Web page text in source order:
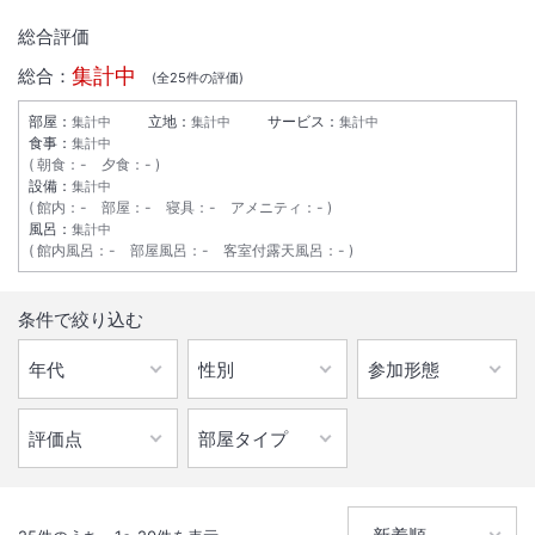
効能豊かな温泉や、地元の食材を使用したレストラン、自然光に包まれ
るロビーなど、ゆとりのあるスペースは一日の疲れを癒してくれます。
総合評価
総合： 集計中 (全25件の評価)
部屋： 集計中 立地： 集計中 サービス： 集計中
食事： 集計中
朝食 ： - 夕食 ： -
設備： 集計中
館内 ： - 部屋 ： - 寝具 ： - アメニティ ： -
風呂： 集計中
館内風呂 ： - 部屋風呂 ： - 客室付露天風呂 ： -
条件で絞り込む